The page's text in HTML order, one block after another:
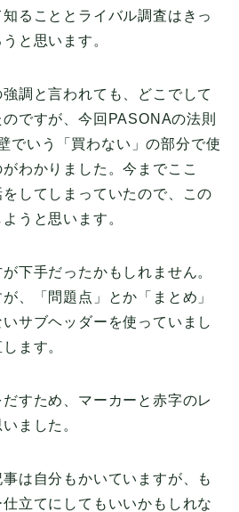
ることとライバル調査はきっ
と思います。
調と言われても、どこでして
ですが、今回PASONAの法則
でいう「買わない」の部分で使
わかりました。今までここ
してしまっていたので、この
うと思います。
下手だったかもしれません。
、「問題点」とか「まとめ」
サブヘッダーを使っていまし
ます。
すため、マーカーと赤字のレ
ました。
は自分もかいていますが、も
立てにしてもいいかもしれな